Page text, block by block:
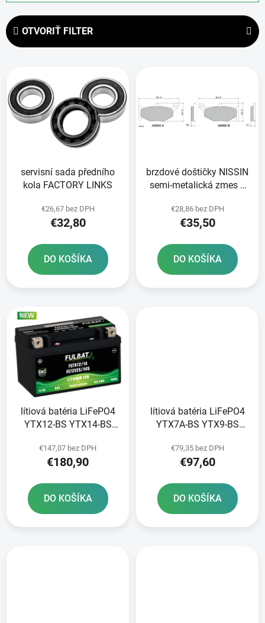
e
n
p
r
o
OTVORIŤ FILTER
p
servisní sada předního
kola FACTORY LINKS
€26,67 bez DPH
€32,80
DO KOŠÍKA
brzdové doštičky NISSIN
semi-metalická zmes 2
€28,86 bez DPH
€35,50
DO KOŠÍKA
lítiová batéria LiFePO4
YTX12-BS YTX14-BS
FULBAT 12V 8Ah 480A
hmotnosť 1 20 kg
€147,07 bez DPH
€180,90
DO KOŠÍKA
lítiová batéria LiFePO4
YTX7A-BS YTX9-BS
3Ah 180A hmotnosť 0
65 kg 150x87x93
€79,35 bez DPH
€97,60
DO KOŠÍKA